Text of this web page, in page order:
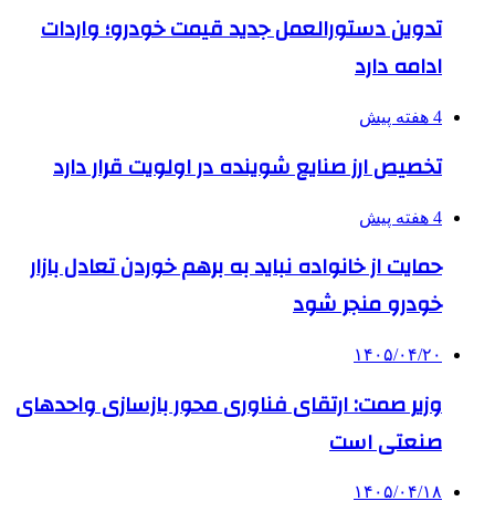
تدوین دستورالعمل جدید قیمت خودرو؛ واردات
ادامه دارد
4 هفته پیش
تخصیص ارز صنایع شوینده در اولویت قرار دارد
4 هفته پیش
حمایت از خانواده نباید به برهم خوردن تعادل بازار
خودرو منجر شود
۱۴۰۵/۰۴/۲۰
وزیر صمت: ارتقای فناوری محور بازسازی واحدهای
صنعتی است
۱۴۰۵/۰۴/۱۸